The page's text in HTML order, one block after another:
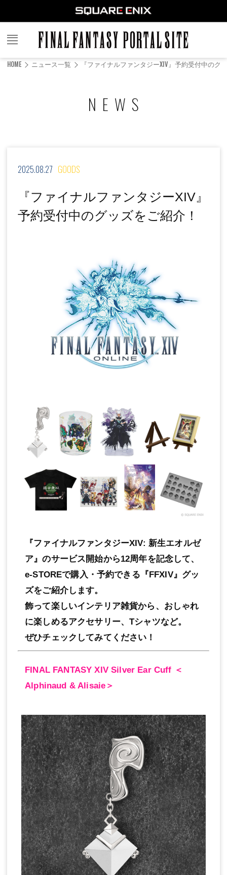
FINAL
FANTASY
HOME ニュース一覧 『ファイナルファンタジーXIV』予約受付中のグ
NEWS
GOODS
2025.08.27
『ファイナルファンタジーXIV』
予約受付中のグッズをご紹介！
『ファイナルファンタジーXIV: 新生エオルゼ
ア』のサービス開始から12周年を記念して、
e-STOREで購入・予約できる『FFXIV』グッ
ズをご紹介します。
飾って楽しいインテリア雑貨から、おしゃれ
に楽しめるアクセサリー、Tシャツなど。
ぜひチェックしてみてください！
FINAL FANTASY XIV Silver Ear Cuff ＜
Alphinaud & Alisaie＞